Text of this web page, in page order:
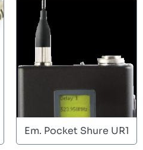
Em. Pocket Shure UR1